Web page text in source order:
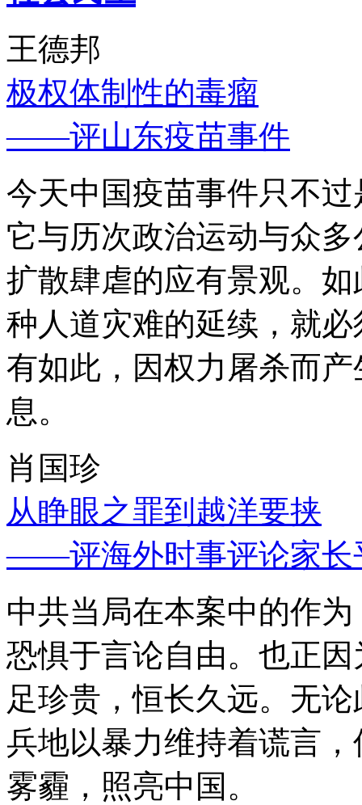
王德邦
极权体制性的毒瘤
——评山东疫苗事件
今天中国疫苗事件只不
它与历次政治运动与众
扩散肆虐的应有景观。
种人道灾难的延续，就
有如此，因权力屠杀而
息。
肖国珍
从睁眼之罪到越洋要挟
——评海外时事评论家长
中共当局在本案中的作
恐惧于言论自由。也正
足珍贵，恒长久远。无
兵地以暴力维持着谎言
雾霾，照亮中国。